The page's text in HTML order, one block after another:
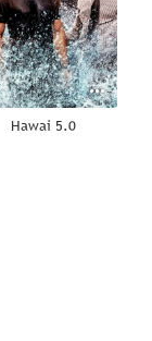
Hawai 5.0